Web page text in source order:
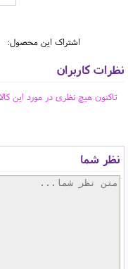
اشتراک این محصول:
نظرات کاربران
تاکنون هیچ نظری در مورد این
نظر شما